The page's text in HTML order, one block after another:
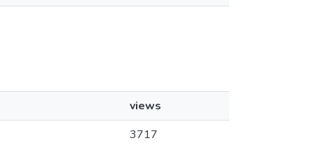
views
3717